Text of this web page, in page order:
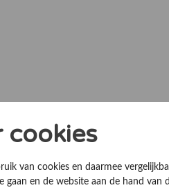
cookies
van cookies en daarmee
en de website aan de hand van